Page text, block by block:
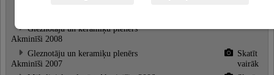
Gleznotāju un keramiķu plenērs
Akminīši 2008
Gleznotāju un keramiķu plenērs
Akminīši 2007
Skatīt
vairāk